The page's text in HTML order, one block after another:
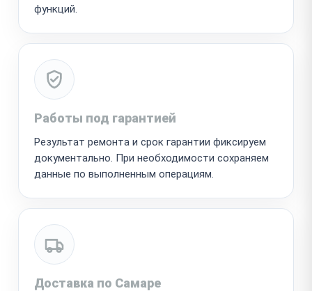
функций.
Работы под гарантией
Результат ремонта и срок гарантии фиксируем
документально. При необходимости сохраняем
данные по выполненным операциям.
Доставка по Самаре